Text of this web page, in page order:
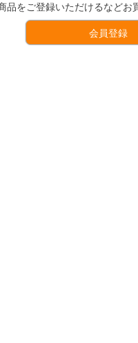
品をご登録いただけるなどお
会員登録